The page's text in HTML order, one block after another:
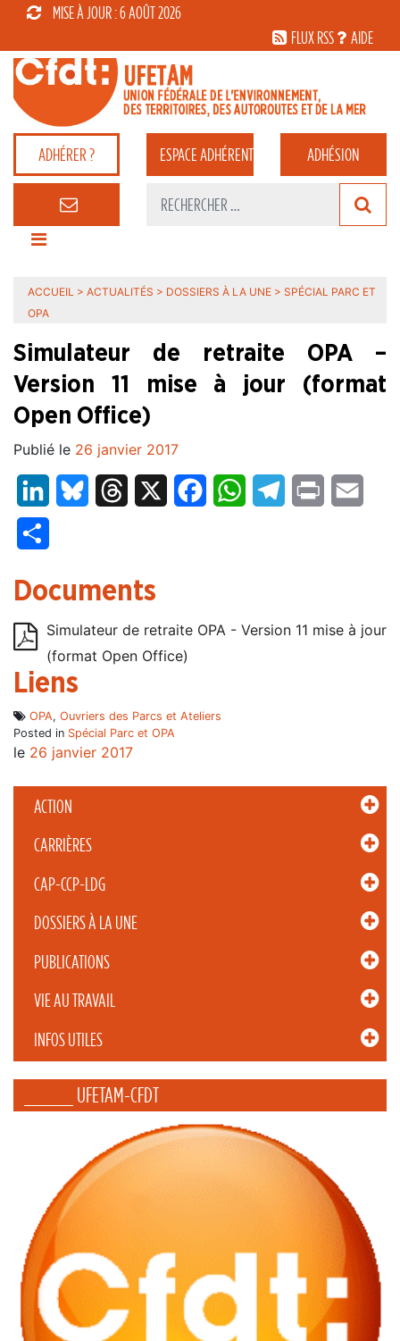
MISE À JOUR : 6 AOÛT 2026
FLUX RSS
AIDE
ADHÉRER ? ESPACEADHÉRENT ADHÉSION
ACTION
CARRIÈRES
CAP-CCP-LDG
DOSSIERS À LA UNE
PUBLICATIONS
VIE AU TRAVAIL
INFOS UTILES
_____ UFETAM-CFDT
ACCUEIL > ACTUALITÉS > DOSSIERS À LA UNE > SPÉCIAL PARC ET
OPA
Simulateur de retraite OPA –
Version 11 mise à jour (format
Open Office)
Publié le 26 janvier 2017
LinkedInBluesky Threads FacebookWhatsAppTelegram
Print
Documents
Simulateur de retraite OPA - Version 11 mise à jour
(format Open Office)
Liens
OPA, Ouvriers des Parcs et Ateliers
Posted in Spécial Parc et OPA
le 26 janvier 2017